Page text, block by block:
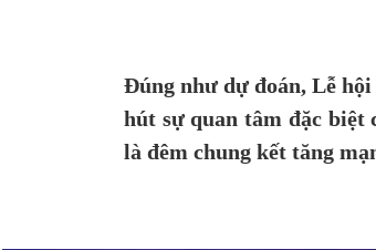
Đúng như dự đoán, Lễ
hút sự quan tâm đặc biệt
là đêm chung kết tăng